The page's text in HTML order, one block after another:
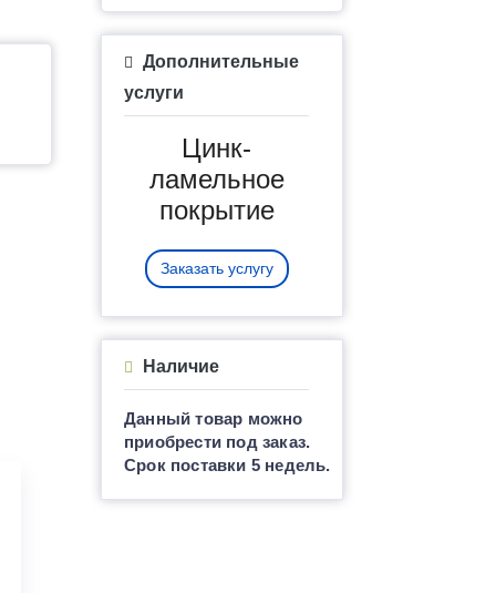
Дополнительные
услуги
Цинк-
ламельное
покрытие
Заказать услугу
Наличие
Данный товар можно
приобрести под заказ.
Срок поставки 5 недель.